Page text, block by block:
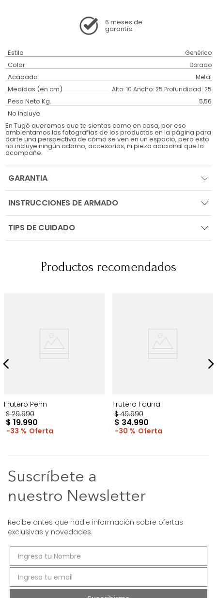
6 meses de
garantía
Estilo Genérico
Color Dorado
Acabado Metal
Medidas (en cm) Alto: 10 Ancho: 25 Profundidad: 25
Peso Neto Kg. 5,56
No Incluye
En Tugó queremos que te sientas como en casa, por eso
ambientamos las fotografías de los productos en la página para
darte una perspectiva de cómo se ven en un espacio, pero esto
no incluye ningún adorno, accesorios, ni pieza adicional que lo
acompañe.
GARANTIA
INSTRUCCIONES DE ARMADO
TIPS DE CUIDADO
Productos recomendados
Frutero Penn
$ 29.990
$ 19.990
33 %
Frutero Fauna
$ 49.990
$ 34.990
30 %
Suscríbete a
nuestro Newsletter
Recibe antes que nadie información sobre ofertas
exclusivas y novedades.